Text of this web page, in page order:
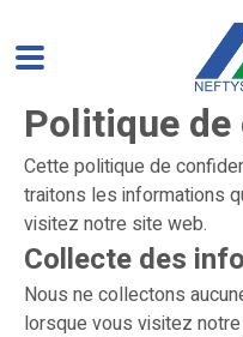
Politique
Cette politique de
traitons les informations
visitez notre site web.
Collecte des
Nous ne collectons
lorsque vous visitez